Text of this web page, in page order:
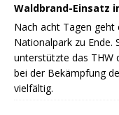
Waldbrand-Einsatz
Nach acht Tagen geht
Nationalpark zu Ende.
unterstützte das THW
bei der Bekämpfung
vielfältig.